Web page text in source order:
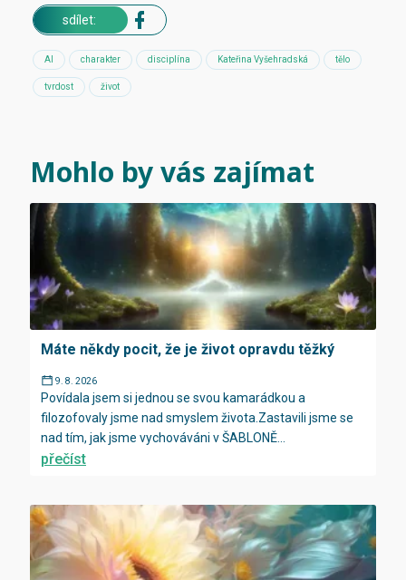
sdílet:
AI charakter disciplína Kateřina Vyšehradská tělo
tvrdost život
Mohlo by vás zajímat
Máte někdy pocit, že je život opravdu těžký
9. 8. 2026
Povídala jsem si jednou se svou kamarádkou a
filozofovaly jsme nad smyslem života.Zastavili jsme se
nad tím, jak jsme vychováváni v ŠABLONĚ...
přečíst